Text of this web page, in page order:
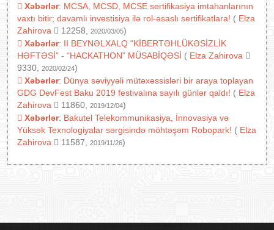
Xəbərlər: MCSA, MCSD, MCSE sertifikasiya imtahanlarının
vaxtı bitir; davamlı investisiya ilə rol-əsaslı sertifikatlara! ( Elza
Zahirova
12258, 2020/03/05)
Xəbərlər: II BEYNƏLXALQ “KİBERTƏHLÜKƏSİZLİK
HƏFTƏSİ” - “HACKATHON” MÜSABİQƏSİ ( Elza Zahirova
9330,
2020/02/24)
Xəbərlər: Dünya səviyyəli mütəxəssisləri bir araya toplayan
GDG DevFest Baku 2019 festivalına sayılı günlər qaldı! ( Elza
Zahirova
11860, 2019/12/04)
Xəbərlər: Bakutel Telekommunikasiya, İnnovasiya və
Yüksək Texnologiyalar sərgisində möhtəşəm Robopark! ( Elza
Zahirova
11587, 2019/11/26)